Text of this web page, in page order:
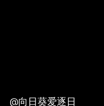
@向日葵爱逐日